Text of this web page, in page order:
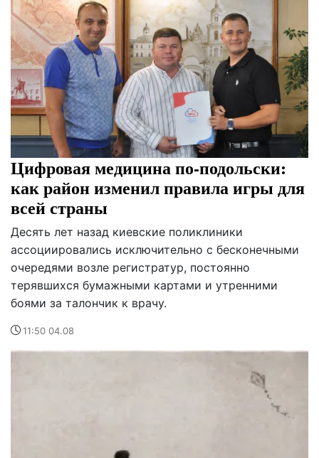
Цифровая медицина по-подольски:
как район изменил правила игры для
всей страны
Десять лет назад киевские поликлиники
ассоциировались исключительно с бесконечными
очередями возле регистратур, постоянно
терявшихся бумажными картами и утренними
боями за талончик к врачу.
11:50 04.08